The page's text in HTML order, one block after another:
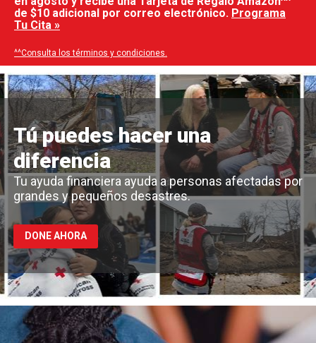
de $10 adicional por correo electrónico. Programa
Tu Cita »
^^Consulta los términos y condiciones.
Tú puedes hacer una
diferencia
Tu ayuda financiera ayuda a personas afectadas por
grandes y pequeños desastres.
DONE AHORA